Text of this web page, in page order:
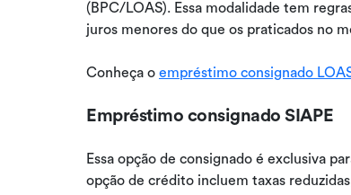
(BPC/LOAS). Essa modalidade tem
juros menores do que os praticados no
Conheça o empréstimo consignado
Empréstimo consignado SIAPE
Essa opção de consignado é exclusiva
opção de crédito incluem taxas